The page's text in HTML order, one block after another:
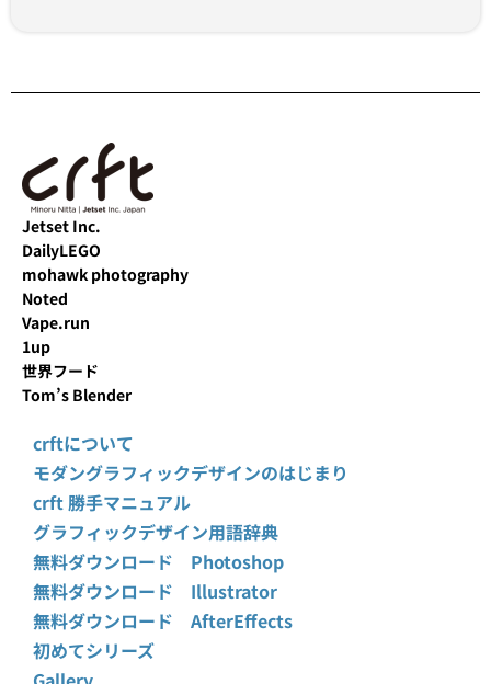
Jetset Inc.
DailyLEGO
mohawk photography
Noted
Vape.run
1up
世界フード
Tom’s Blender
crftについて
モダングラフィックデザインのはじまり
crft 勝手マニュアル
グラフィックデザイン用語辞典
無料ダウンロード Photoshop
無料ダウンロード Illustrator
無料ダウンロード AfterEffects
初めてシリーズ